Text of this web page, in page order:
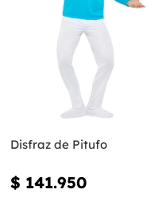
Disfraz de Pitufo
$ 141.950